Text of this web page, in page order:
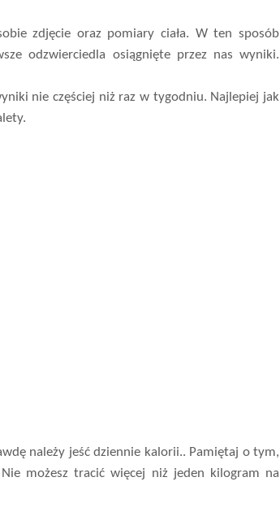
zdjęcie oraz pomiary ciała. W ten sposób
odzwierciedla osiągnięte przez nas wyniki.
nie częściej niż raz w tygodniu. Najlepiej jak
należy jeść dziennie kalorii.. Pamiętaj o tym,
możesz tracić więcej niż jeden kilogram na